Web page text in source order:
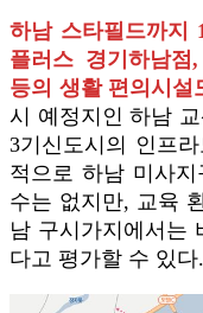
하남 스타필드까지
플러스 경기하남
등의 생활 편의시설
시 예정지인 하남
3기신도시의 인프
적으로 하남 미사
수는 없지만, 교육
남 구시가지에서는
다고 평가할 수 있다.